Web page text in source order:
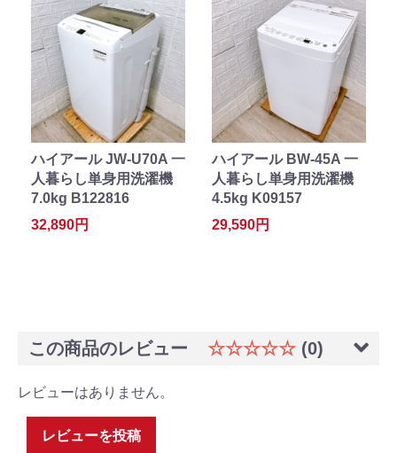
ハイアール JW-U70A 一
人暮らし単身用洗濯機
7.0kg B122816
32,890円
ハイアール BW-45A 一
人暮らし単身用洗濯機
4.5kg K09157
29,590円
この商品のレビュー ☆☆☆☆☆ (0)
レビューはありません。
レビューを投稿